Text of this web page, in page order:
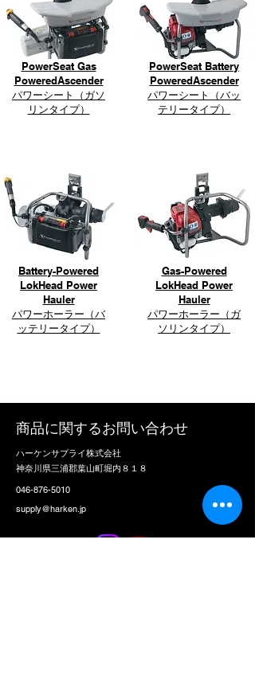
PowerSeat Gas
PoweredAscender
​パワーシート（ガソ
リンタイプ）
PowerSeat Battery
PoweredAscender
​パワーシート（バッ
テリータイプ）
Battery-Powered
LokHead Power
Hauler
​パワーホーラー（バ
ッテリータイプ）
Gas-Powered
LokHead Power
Hauler
​パワーホーラー（ガ
ソリンタイプ）
商品に関するお問い合わせ
​ハーケンサプライ株式会社
神奈川県三浦郡葉山町堀内８１８
046-876-5010
supply@harken.jp